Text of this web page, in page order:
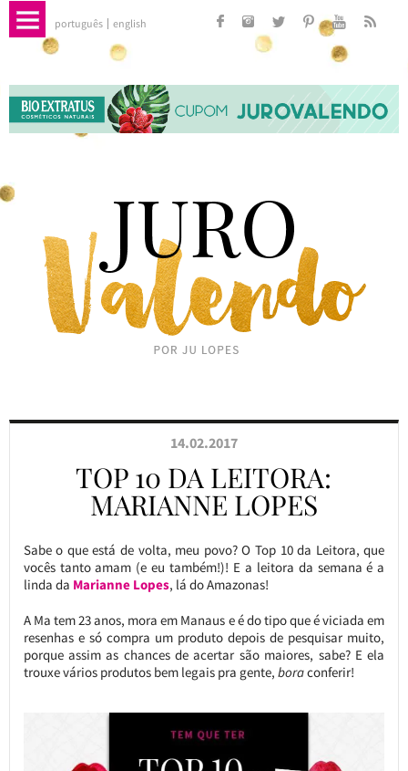
português english
14.02.2017
TOP 10 DA LEITORA:
MARIANNE LOPES
Sabe o que está de volta, meu povo? O Top 10 da Leitora, que
vocês tanto amam (e eu também!)! E a leitora da semana é a
linda da Marianne Lopes, lá do Amazonas!
A Ma tem 23 anos, mora em Manaus e é do tipo que é viciada em
resenhas e só compra um produto depois de pesquisar muito,
porque assim as chances de acertar são maiores, sabe? E ela
trouxe vários produtos bem legais pra gente, boraconferir!